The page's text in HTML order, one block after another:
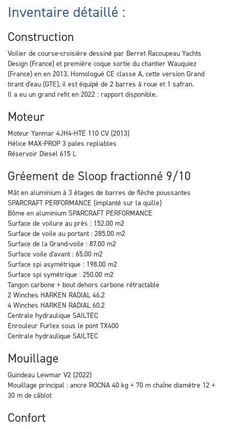
Inventaire détaillé :
Construction
Voilier de course-croisière dessiné par Berret Racoupeau Yachts
Design (France) et première coque sortie du chantier Wauquiez
(France) en en 2013. Homologué CE classe A, cette version Grand
tirant d'eau (GTE), il est équipé de 2 barres à roue et 1 safran.
Il a eu un grand refit en 2022 : rapport disponible.
Moteur
Moteur Yanmar 4JH4-HTE 110 CV (2013)
Hélice MAX-PROP 3 pales repliables
Réservoir Diesel 615 L
Gréement de Sloop fractionné 9/10
Mât en aluminium à 3 étages de barres de flèche poussantes
SPARCRAFT PERFORMANCE (implanté sur la quille)
Bôme en aluminium SPARCRAFT PERFORMANCE
Surface de voilure au près : 152.00 m2
Surface de voile au portant : 285.00 m2
Surface de la Grand-voile : 87.00 m2
Surface voile d'avant : 65.00 m2
Surface spi asymétrique : 198.00 m2
Surface spi symétrique : 250.00 m2
Tangon carbone + bout dehors carbone rétractable
2 Winches HARKEN RADIAL 46.2
4 Winches HARKEN RADIAL 60.2
Centrale hydraulique SAILTEC
Enrouleur Furlex sous le pont TX400
Centrale hydraulique SAILTEC
Mouillage
Guindeau Lewmar V2 (2022)
Mouillage principal : ancre ROCNA 40 kg + 70 m chaîne diamètre 12 +
30 m de câblot
Confort